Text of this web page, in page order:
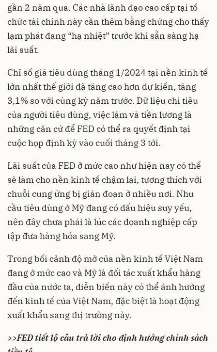
gần 2 năm qua. Các nhà lãnh đạo cao cấp tại tổ
chức tài chính này cần thêm bằng chứng cho thấy
lạm phát đang “hạ nhiệt” trước khi sẵn sàng hạ
lãi suất.
Chỉ số giá tiêu dùng tháng 1/2024 tại nền kinh tế
lớn nhất thế giới đã tăng cao hơn dự kiến, tăng
3,1% so với cùng kỳ năm trước. Dữ liệu chi tiêu
của người tiêu dùng, việc làm và tiền lương là
những căn cứ để FED có thể ra quyết định tại
cuộc họp định kỳ vào cuối tháng 3 tới.
Lãi suất của FED ở mức cao như hiện nay có thể
sẽ làm cho nền kinh tế chậm lại, tương thích với
chuỗi cung ứng bị gián đoạn ở nhiều nơi. Nhu
cầu tiêu dùng ở Mỹ đang có dấu hiệu suy yếu,
nên đây chưa phải là lúc các doanh nghiệp cấp
tập đưa hàng hóa sang Mỹ.
Trong bối cảnh độ mở của nền kinh tế Việt Nam
đang ở mức cao và Mỹ là đối tác xuất khẩu hàng
đầu của nước ta, diễn biến này có thể ảnh hưởng
đến kinh tế của Việt Nam, đặc biệt là hoạt động
xuất khẩu sang thị trường này.
>>FED tiết lộ câu trả lời cho định hướng chính sách